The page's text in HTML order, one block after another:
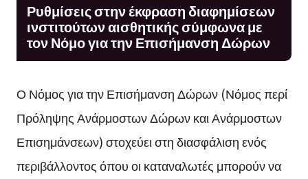
Ρυθμίσεις στην έκφραση διαφημίσεων
ινστιτούτων αισθητικής σύμφωνα με
τον Νόμο για την Επισήμανση Δώρων
Ο Νόμος για την Επισήμανση Δώρων (Νόμος περί
Πρόληψης Ανάρμοστων Δώρων και Ανάρμοστων
Επισημάνσεων) στοχεύει στη διασφάλιση ενός
περιβάλλοντος όπου οι καταναλωτές μπορούν να